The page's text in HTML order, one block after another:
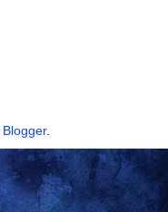
Blogger.